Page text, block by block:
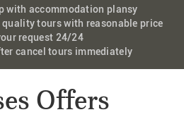
with accommodation plansy
quality tours with reasonable price
request 24/24
cancel tours immediately
Offers